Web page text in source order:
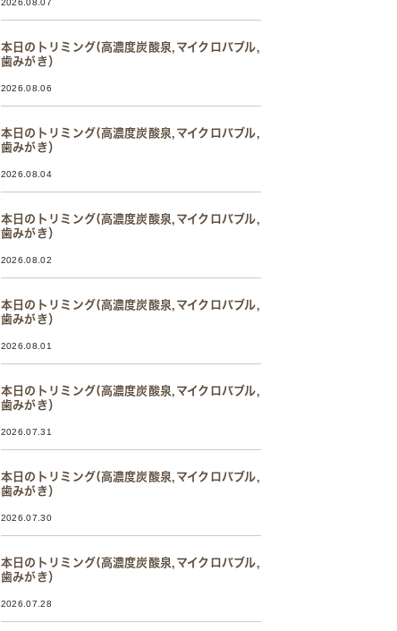
2026.08.07
本日のトリミング(高濃度炭酸泉,マイクロバブル,
歯みがき）
2026.08.06
本日のトリミング(高濃度炭酸泉,マイクロバブル,
歯みがき）
2026.08.04
本日のトリミング(高濃度炭酸泉,マイクロバブル,
歯みがき）
2026.08.02
本日のトリミング(高濃度炭酸泉,マイクロバブル,
歯みがき）
2026.08.01
本日のトリミング(高濃度炭酸泉,マイクロバブル,
歯みがき）
2026.07.31
本日のトリミング(高濃度炭酸泉,マイクロバブル,
歯みがき）
2026.07.30
本日のトリミング(高濃度炭酸泉,マイクロバブル,
歯みがき）
2026.07.28